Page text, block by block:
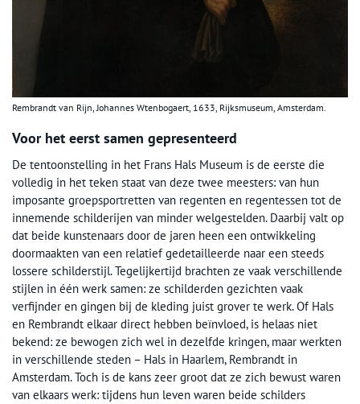
Rembrandt van Rijn, Johannes Wtenbogaert, 1633, Rijksmuseum, Amsterdam.
Voor het eerst samen gepresenteerd
De tentoonstelling in het Frans Hals Museum is de eerste die
volledig in het teken staat van deze twee meesters: van hun
imposante groepsportretten van regenten en regentessen tot de
innemende schilderijen van minder welgestelden. Daarbij valt op
dat beide kunstenaars door de jaren heen een ontwikkeling
doormaakten van een relatief gedetailleerde naar een steeds
lossere schilderstijl. Tegelijkertijd brachten ze vaak verschillende
stijlen in één werk samen: ze schilderden gezichten vaak
verfijnder en gingen bij de kleding juist grover te werk. Of Hals
en Rembrandt elkaar direct hebben beïnvloed, is helaas niet
bekend: ze bewogen zich wel in dezelfde kringen, maar werkten
in verschillende steden – Hals in Haarlem, Rembrandt in
Amsterdam. Toch is de kans zeer groot dat ze zich bewust waren
van elkaars werk: tijdens hun leven waren beide schilders